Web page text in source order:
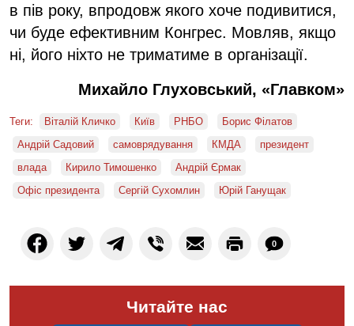
в пів року, впродовж якого хоче подивитися,
чи буде ефективним Конгрес. Мовляв, якщо
ні, його ніхто не триматиме в організації.
Михайло Глуховський, «Главком»
Теги: Віталій Кличко Київ РНБО
Борис Філатов
Андрій Садовий
самоврядування КМДА
президент
влада
Кирило Тимошенко
Андрій Єрмак
Офіс президента
Сергій Сухомлин Юрій Ганущак
0
Читайте нас